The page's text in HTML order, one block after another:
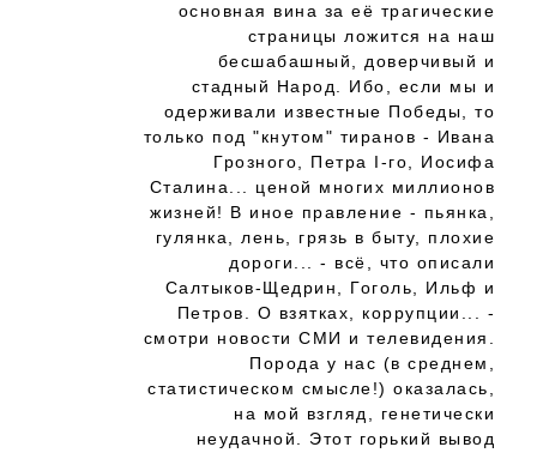
основная вина за её трагические
страницы ложится на наш
бесшабашный, доверчивый и
стадный Народ. Ибо, если мы и
одерживали известные Победы, то
только под "кнутом" тиранов - Ивана
Грозного, Петра I-го, Иосифа
Сталина... ценой многих миллионов
жизней! В иное правление - пьянка,
гулянка, лень, грязь в быту, плохие
дороги... - всё, что описали
Салтыков-Щедрин, Гоголь, Ильф и
Петров. О взятках, коррупции... -
смотри новости СМИ и телевидения.
Порода у нас (в среднем,
статистическом смысле!) оказалась,
на мой взгляд, генетически
неудачной. Этот горький вывод